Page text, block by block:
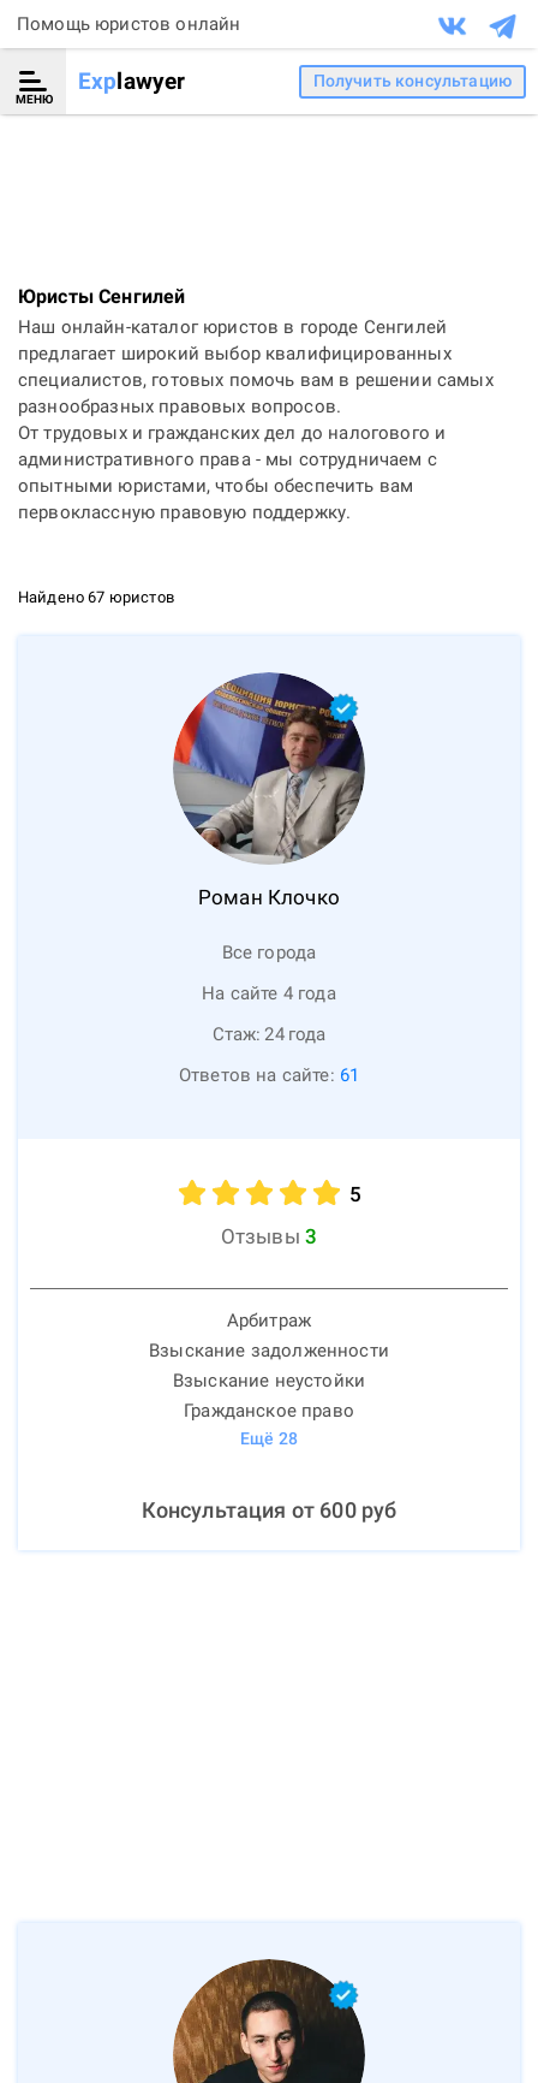
Помощь юристов онлайн
МЕНЮ
Explawyer Получить консультацию
Юристы Сенгилей
Наш онлайн-каталог юристов в городе Сенгилей
предлагает широкий выбор квалифицированных
специалистов, готовых помочь вам в решении самых
разнообразных правовых вопросов.
От трудовых и гражданских дел до налогового и
административного права - мы сотрудничаем с
опытными юристами, чтобы обеспечить вам
первоклассную правовую поддержку.
Найдено 67 юристов
Роман Клочко
Все города
На сайте 4 года
Стаж: 24 года
Ответов на сайте: 61
5
Отзывы 3
Арбитраж
Взыскание задолженности
Взыскание неустойки
Гражданское право
Ещё 28
Консультация от 600руб